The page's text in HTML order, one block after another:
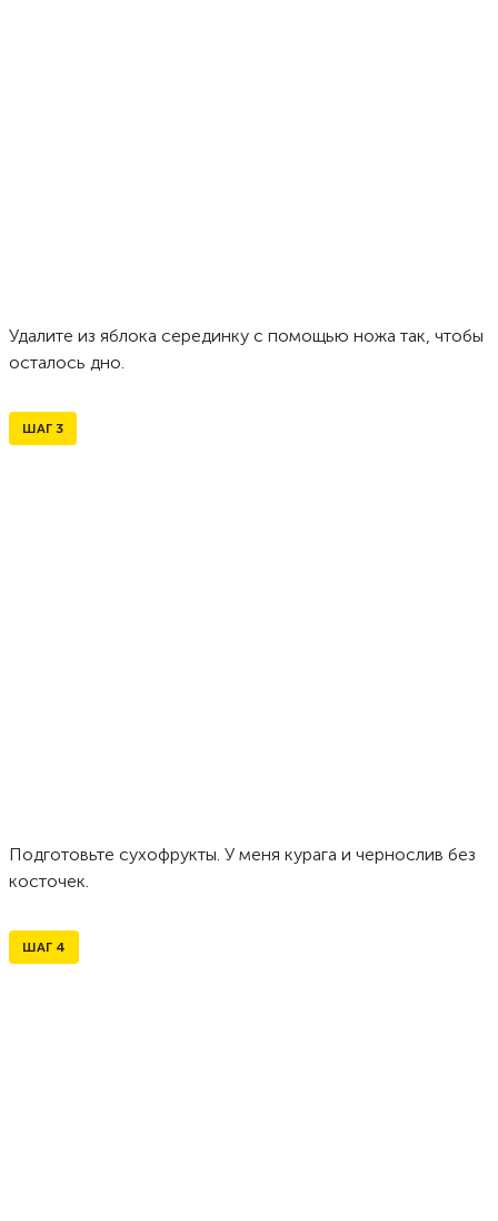
Удалите из яблока серединку с помощью ножа так, чтобы
осталось дно.
ШАГ 3
Подготовьте сухофрукты. У меня курага и чернослив без
косточек.
ШАГ 4